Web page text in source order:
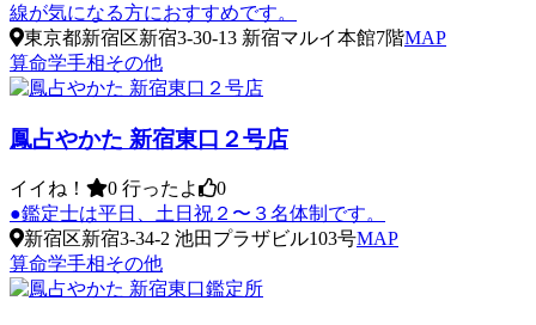
線が気になる方におすすめです。
東京都新宿区新宿3-30-13 新宿マルイ本館7階MAP
算命学手相その他
鳳占やかた 新宿東口２号店
イイね！ 0 行ったよ
0
●鑑定士は平日、土日祝２〜３名体制です。
新宿区新宿3-34-2 池田プラザビル103号MAP
算命学手相その他